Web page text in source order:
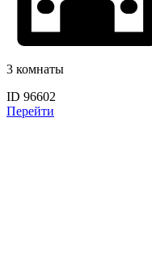
3 комнаты
ID 96602
Перейти